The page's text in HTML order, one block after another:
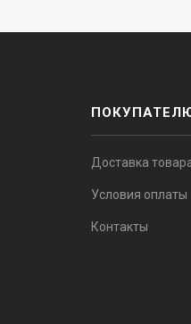
Доставка
Условия оплаты
Контакты